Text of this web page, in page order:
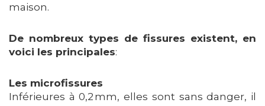
maison.
De nombreux types de fissures existent, en
voici les principales:
Les microfissures
Inférieures à 0,2 mm, elles sont sans danger, il